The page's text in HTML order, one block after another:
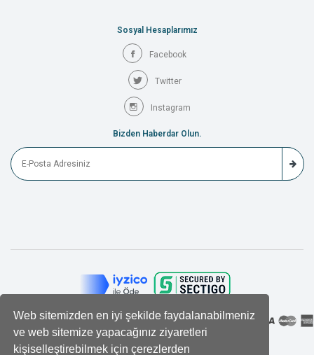
Web sitemizden en iyi şekilde faydalanabilmeniz
ve web sitemize yapacağınız ziyaretleri
kişiselleştirebilmek için çerezlerden
Sosyal Hesaplarımız
Facebook
Twitter
Instagram
Bizden Haberdar Olun.